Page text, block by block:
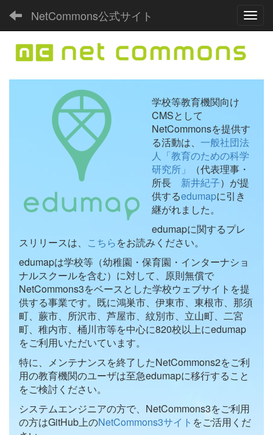
NetCommons公式サイト
学校等教育機関向け
CMSとして
NetCommonsを提供す
る活動は、 一般社団法
人「教育のための科学
研究所」
（代表理事・
所長 新井紀子）が提
供するedumapに引き
継がれました。
edumapに関するプレ
スリリースは、 こちらをお読みください。
edumapは学校等（幼稚園・保育園・インターナショ
ナルスクールを含む）に対して、原則無償で
NetCommons3をベースとした学校ウェブサイトを提
供する事業です。既に鴻巣市、伊東市、東根市、那須
町、蕨市、所沢市、芦屋市、紋別市、立山町、二宮
町、稚内市、桶川市等を中心に820校以上にedumap
をご利用いただいています。
特に、メンテナンスを終了したNetCommons2をご利
用の教育機関のユーザは至急edumapに移行すること
をご検討ください。
システムエンジニアの方で、NetCommons3をご利用
の方はGitHub上のNetCommons3サイト をご活用くだ